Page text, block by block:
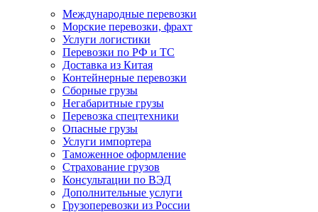
Международные перевозки
Морские перевозки, фрахт
Услуги логистики
Перевозки по РФ и ТС
Доставка из Китая
Контейнерные перевозки
Сборные грузы
Негабаритные грузы
Перевозка спецтехники
Опасные грузы
Услуги импортера
Таможенное оформление
Страхование грузов
Консультации по ВЭД
Дополнительные услуги
Грузоперевозки из России